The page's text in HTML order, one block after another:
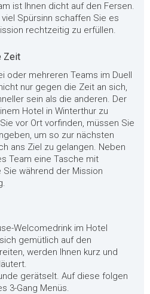
ist Ihnen dicht auf den Fersen.
Spürsinn schaffen Sie es
rechtzeitig zu erfüllen.
Zeit
oder mehreren Teams im Duell
nur gegen die Zeit an sich,
sein als die anderen. Der
Hotel in Winterthur zu
vor Ort vorfinden, müssen Sie
um so zur nächsten
ans Ziel zu gelangen. Neben
Team eine Tasche mit
während der Mission
Welcomedrink im Hotel
gemütlich auf den
werden Ihnen kurz und
gerätselt. Auf diese folgen
3-Gang Menüs.